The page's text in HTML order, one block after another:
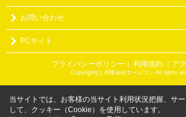
お問い合わせ
PCサイト
プライバシーポリシー 利用規約 ｜ア
Copyright(c) 有限会社ホームワン All rights
当サイトでは、お客様の当サイト利用状況把握、サ
して、クッキー（Cookie）を使用しています。